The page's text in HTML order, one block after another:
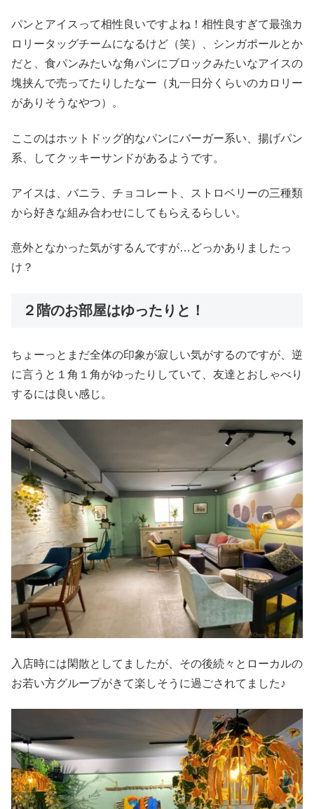
パンとアイスって相性良いですよね！相性良すぎて最強カ
ロリータッグチームになるけど（笑）、シンガポールとか
だと、食パンみたいな角パンにブロックみたいなアイスの
塊挟んで売ってたりしたなー（丸一日分くらいのカロリー
がありそうなやつ）。
ここのはホットドッグ的なパンにバーガー系い、揚げパン
系、してクッキーサンドがあるようです。
アイスは、バニラ、チョコレート、ストロベリーの三種類
から好きな組み合わせにしてもらえるらしい。
意外となかった気がするんですが…どっかありましたっ
け？
２階のお部屋はゆったりと！
ちょーっとまだ全体の印象が寂しい気がするのですが、逆
に言うと１角１角がゆったりしていて、友達とおしゃべり
するには良い感じ。
入店時には閑散としてましたが、その後続々とローカルの
お若い方グループがきて楽しそうに過ごされてました♪